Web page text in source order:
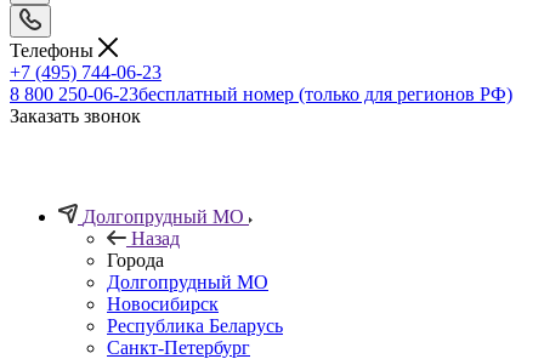
Телефоны
+7 (495) 744-06-23
8 800 250-06-23бесплатный номер (только для регионов РФ)
Заказать звонок
Долгопрудный МО
Назад
Города
Долгопрудный МО
Новосибирск
Республика Беларусь
Санкт-Петербург